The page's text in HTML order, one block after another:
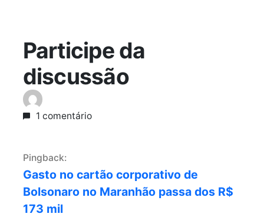
Participe da
discussão
1 comentário
Pingback:
Gasto no cartão corporativo de
Bolsonaro no Maranhão passa dos R$
173 mil